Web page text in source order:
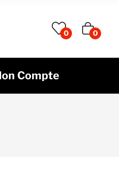
0 0
Compte